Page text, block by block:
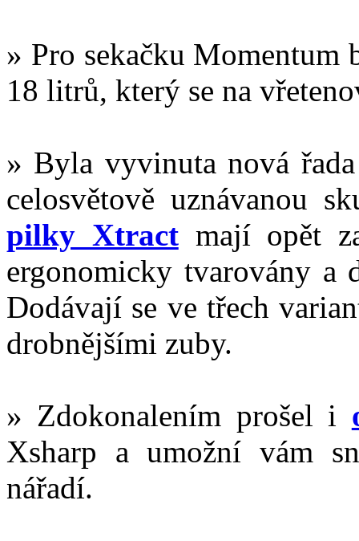
» Pro sekačku Momentum
18 litrů, který se na
» Byla vyvinuta nová
celosvětově uznávanou
pilky Xtractmají opět
ergonomicky tvarovány a
Dodávají se ve třech
drobnějšími zuby.
» Zdokonalením prošel i
Xsharp a umožní vám
nářadí.